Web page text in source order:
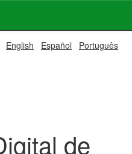
English Español Português
de